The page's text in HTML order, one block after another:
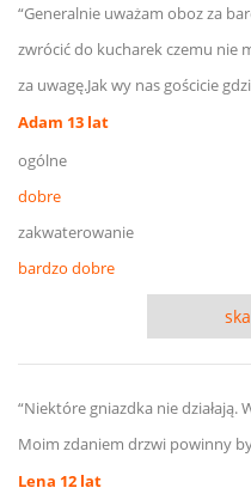
“Generalnie uważam oboz za
zwrócić do kucharek czemu nie
za uwagę.Jak wy nas gościcie
Adam 13 lat
ogólne
dobre
zakwaterowanie
bardzo dobre
“Niektóre gniazdka nie działają.
Moim zdaniem drzwi powinny
Lena 12 lat